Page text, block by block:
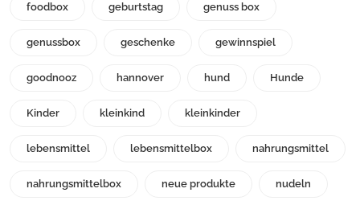
foodbox geburtstag genuss box
genussbox geschenke gewinnspiel
goodnooz hannover hund Hunde
Kinder kleinkind kleinkinder
lebensmittel lebensmittelbox nahrungsmittel
nahrungsmittelbox neue produkte nudeln